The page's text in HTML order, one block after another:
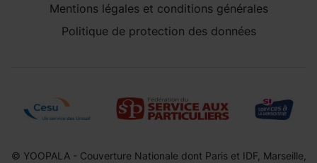
Mentions légales et conditions générales
Politique de protection des données
© YOOPALA - Couverture Nationale dont Paris et IDF, Marseille,